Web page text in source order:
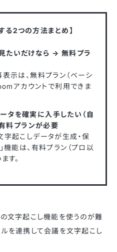
る2つの方法まとめ】
たいだけなら → 無料プラ
示は、無料プラン（ベーシ
アカウントで利用できま
タを確実に入手したい（自
料プランが必要
起こしデータが生成・保
機能は、有料プラン（プロ以
す。
文字起こし機能を使うのが難
を連携して会議を文字起こし